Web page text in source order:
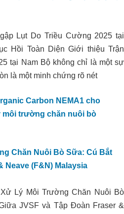
trại heo I.D.P_Phú
Yên
Lụt Do Triều Cường 2025 tại
Hồi Toàn Diện Giới thiệu Trận
tại Nam Bộ không chỉ là một sự
là một minh chứng rõ nét
Chăn Nuôi Bò Sữa: Cú Bắt
Neave (F&N) Malaysia
Lý Môi Trường Chăn Nuôi Bò
JVSF và Tập Đoàn Fraser &